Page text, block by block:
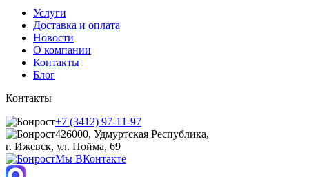
Услуги
Доставка и оплата
Новости
О компании
Контакты
Блог
Контакты
+7 (3412) 97-11-97
426000, Удмуртская Республика,
г. Ижевск, ул. Пойма, 69
Мы ВКонтакте